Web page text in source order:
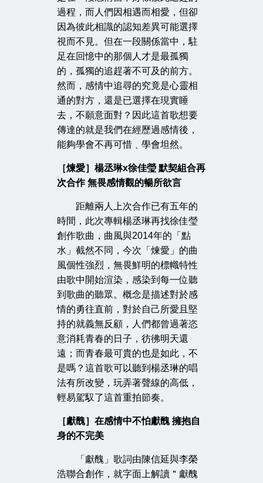
過程，而人們因相遇而相愛，但卻
因為彼此相識的認知差異可能選擇
視而不見。但在一段關係當中，駐
足在回憶中的那個人才是最孤獨
的，孤獨的追趕著不可及的前方。
然而，感情中追尋的究竟是心靈相
通的對方，還是已選擇在現實睡
去，不願意面對？因此這首歌想要
傳達的就是我們在經歷過感情後，
能夠學會不再可惜﹑學會坦然。
［煉愛］ 楊丞琳x徐佳瑩 默契組合再
次合作 無畏感情觀的暢所欲言
距離兩人上次合作已有五年的
時間，此次專輯楊丞琳再找徐佳瑩
創作歌曲，曲風與2014年的「點
水」截然不同，今次「煉愛」的曲
風個性強烈，無畏鮮明的標幟特性
由歌中開始渲染，感染到每一位聽
到歌曲的聽眾。概念是描述對於感
情的勇往直前，對於自己所愛且堅
持的就義無反顧，人們都曾過著恣
意消耗青春的日子，彷彿明天還
遠；而青春最可貴的也是如此，不
是嗎？這首歌可以聽到楊丞琳的唱
法有所改變，玩弄著聲線的高低，
輕易駕馭了這首重拍節奏。
［獻醜］在感情中不怕獻醜 擁抱自
身的不完美
「獻醜」歌詞由陳信延與李榮
浩聯合創作，就字面上解讀＂獻醜